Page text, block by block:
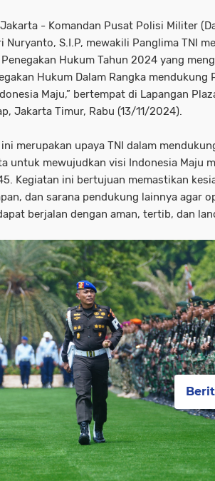
Jakarta - Komandan Pusat Polisi Militer
Nuryanto, S.I.P, mewakili Panglima TNI
Hukum Tahun 2024 yang
Hukum Dalam Rangka mendukung
Maju,” bertempat di Lapangan
Jakarta Timur, Rabu (13/11/2024).
merupakan upaya TNI dalam
untuk mewujudkan visi Indonesia Maju
Kegiatan ini bertujuan memastikan
dan sarana pendukung lainnya agar
berjalan dengan aman, tertib, dan